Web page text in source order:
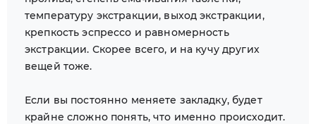
температуру экстракции, выход экстракции,
крепкость эспрессо и равномерность
экстракции. Скорее всего, и на кучу других
вещей тоже.
Если вы постоянно меняете закладку, будет
крайне сложно понять, что именно происходит.